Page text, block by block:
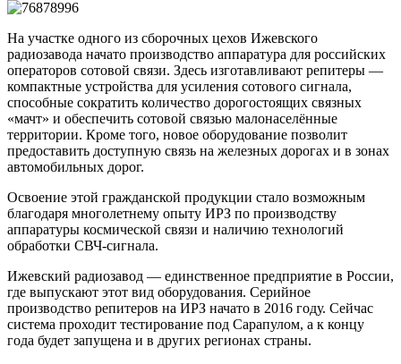
На участке одного из сборочных цехов Ижевского
радиозавода начато производство аппаратура для российских
операторов сотовой связи. Здесь изготавливают репитеры —
компактные устройства для усиления сотового сигнала,
способные сократить количество дорогостоящих связных
«мачт» и обеспечить сотовой связью малонаселённые
территории. Кроме того, новое оборудование позволит
предоставить доступную связь на железных дорогах и в зонах
автомобильных дорог.
Освоение этой гражданской продукции стало возможным
благодаря многолетнему опыту ИРЗ по производству
аппаратуры космической связи и наличию технологий
обработки СВЧ-сигнала.
Ижевский радиозавод — единственное предприятие в России,
где выпускают этот вид оборудования. Серийное
производство репитеров на ИРЗ начато в 2016 году. Сейчас
система проходит тестирование под Сарапулом, а к концу
года будет запущена и в других регионах страны.